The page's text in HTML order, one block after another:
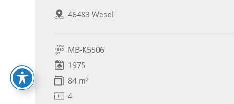
46483 Wesel
MB-K5506
1975
84 m²
4